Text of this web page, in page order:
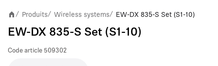
/ Produits/ Wireless systems/ EW-DX 835-S Set (S1-10)
EW-DX 835-S Set (S1-10)
Code article 509302